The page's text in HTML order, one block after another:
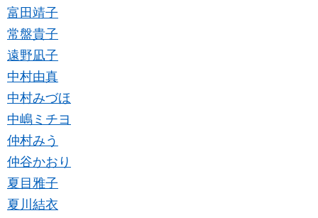
富田靖子
常盤貴子
遠野凪子
中村由真
中村みづほ
中嶋ミチヨ
仲村みう
仲谷かおり
夏目雅子
夏川結衣